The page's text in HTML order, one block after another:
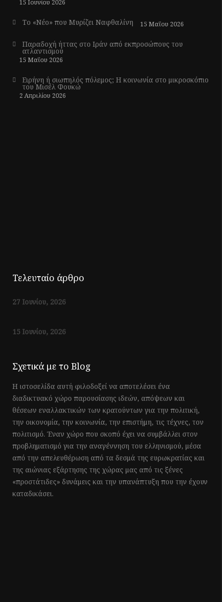
15 Ιουνίου 2026
Το «Νέο» που Μυρίζει Ναφθαλίνη 15 Μαΐου 2026
Παραδοχή ήττας στο Ιράν από εκπροσώπους του
ατλαντισμού
15 Μαΐου 2026
Ειρήνη ή σιωπηλός πόλεμος; Η κοινωνία στο μικροσκόπιο
του Μισέλ Φουκώ
2 Απριλίου 2026
Τελευταίο άρθρο
27 Ιουνίου, 2026
15 Ιουνίου, 2026
Σχετικά με το Blog
Η ιστοσελίδα αυτή φιλοδοξεί να αποτελέσει ένα
διαδικτυακό χώρο παρουσίασης ιδεών, απόψεων και
θέσεων εναλλακτικών των κρατούντων για την πολιτική,
την οικονομία, την κοινωνία, την επιστήμη, τις τέχνες, τον
πολιτισμό. Έναν χώρο που σκοπό έχει να συμβάλλει στον
προβληματισμό για την αναγέννηση του ελληνισμού, μέσα
από την απελευθέρωση από τα δεσμά της ευρωκρατίας και
της αιώνιας εξάρτησης της χώρας μας από τις ξένες
«προστάτιδες» δυνάμεις και την υπανάπτυξη που την έχουν
καταδικάσει.